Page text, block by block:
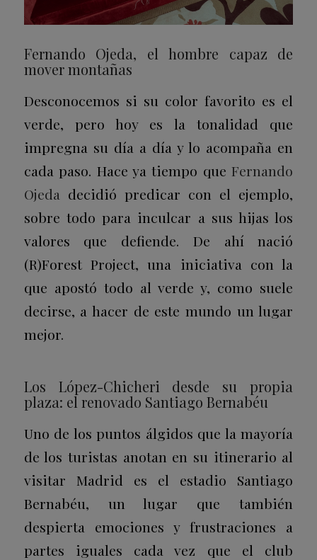
Fernando Ojeda, el hombre capaz de
mover montañas
Desconocemos si su color favorito es el
verde, pero hoy es la tonalidad que
impregna su día a día y lo acompaña en
cada paso. Hace ya tiempo queFernando
Ojeda decidió predicar con el ejemplo,
sobre todo para inculcar a sus hijas los
valores que defiende. De ahí nació
(R)Forest Project, una iniciativa con la
que apostó todo al verde y, como suele
decirse, a hacer de este mundo un lugar
mejor.
Los López-Chicheri desde su propia
plaza: el renovado Santiago Bernabéu
Uno de los puntos álgidos que la mayoría
de los turistas anotan en su itinerario al
visitar Madrid es el estadio Santiago
Bernabéu, un lugar que también
despierta emociones y frustraciones a
partes iguales cada vez que el club